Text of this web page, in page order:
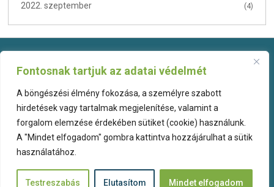
Fontosnak tartjuk az adatai védelmét
A böngészési élmény fokozása, a személyre szabott
hirdetések vagy tartalmak megjelenítése, valamint a
forgalom elemzése érdekében sütiket (cookie) használunk.
A "Mindet elfogadom" gombra kattintva hozzájárulhat a sütik
használatához.
Testreszabás Elutasítom Mindet elfogadom
2022. szeptember (4)
Elérhetőségeink
Kövessen minket!